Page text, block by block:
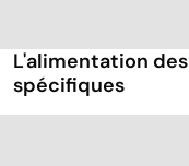
L'alimentation
spécifiques